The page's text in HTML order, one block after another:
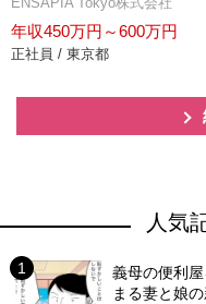
年収450万円～600万円
正社員 / 東京都
人気
義母の便利
まる妻と娘